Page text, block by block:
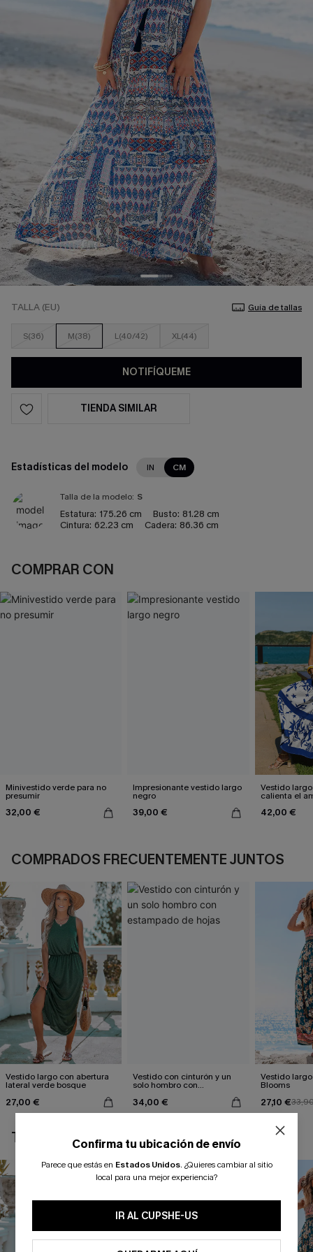
TALLA (EU) Guía de tallas
S(36) M(38) L(40/42) XL(44)
NOTIFÍQUEME
TIENDA SIMILAR
Estadísticas del modelo IN CM
Talla de la modelo: S
Estatura: 175.26 cm Busto: 81.28 cm
Cintura: 62.23 cm Cadera: 86.36 cm
COMPRAR CON
Minivestido verde para no
presumir
32,00 €
Impresionante vestido largo
negro
39,00 €
Vestido
calienta el
42,00 €
COMPRADOS FRECUENTEMENTE JUNTOS
Vestido largo con abertura
lateral verde bosque
27,00 €
Vestido con cinturón y un
solo hombro con
34,00 €
Vestido
Blooms
27,10 €
TAMBIÉN TE PUEDE GUSTAR
Confirma tu ubicación de envío
Parece que estás en Estados Unidos. ¿Quieres cambiar al sitio
local para una mejor experiencia?
IR AL CUPSHE-US